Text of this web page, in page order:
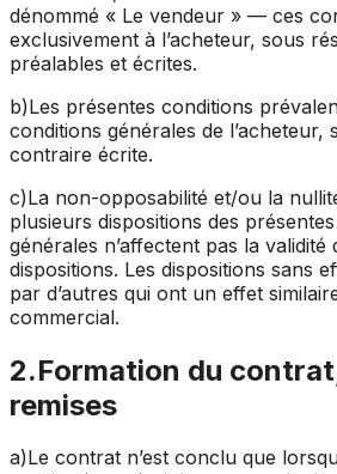
dénommé « Le vendeur » — ces
exclusivement à l’acheteur, sous
préalables et écrites.
b)Les présentes conditions
conditions générales de l’acheteur,
contraire écrite.
c)La non-opposabilité et/ou la
plusieurs dispositions des
générales n’affectent pas la validité
dispositions. Les dispositions sans
par d’autres qui ont un effet
commercial.
2.Formation du
remises
a)Le contrat n’est conclu que